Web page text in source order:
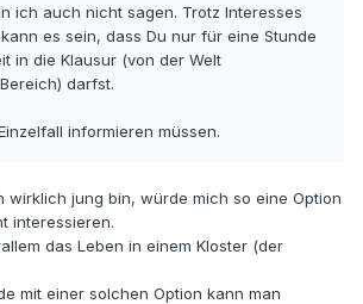
ich auch nicht sagen. Trotz Interesses
es sein, dass Du nur für eine Stunde
in die Klausur (von der Welt
darfst.
informieren müssen.
wirklich jung bin, würde mich so eine Option
interessieren.
das Leben in einem Kloster (der
mit einer solchen Option kann man